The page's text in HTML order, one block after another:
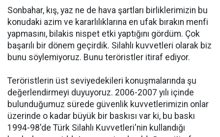
Sonbahar, kış, yaz ne de hava şartları birliklerimizin bu
konudaki azim ve kararlılıklarına en ufak bırakın menfi
yapmasını, bilakis nispet etki yaptığını gördüm. Çok
başarılı bir dönem geçirdik. Silahlı kuvvetleri olarak biz
bunu söylemiyoruz. Bunu teröristler itiraf ediyor.
Teröristlerin üst seviyedekileri konuşmalarında şu
değerlendirmeyi duyuyoruz. 2006-2007 yılı içinde
bulunduğumuz sürede güvenlik kuvvetlerimizin onlar
üzerinde o kadar büyük bir baskısı var ki, bu baskı
1994-98'de Türk Silahlı Kuvvetleri'nin kullandığı